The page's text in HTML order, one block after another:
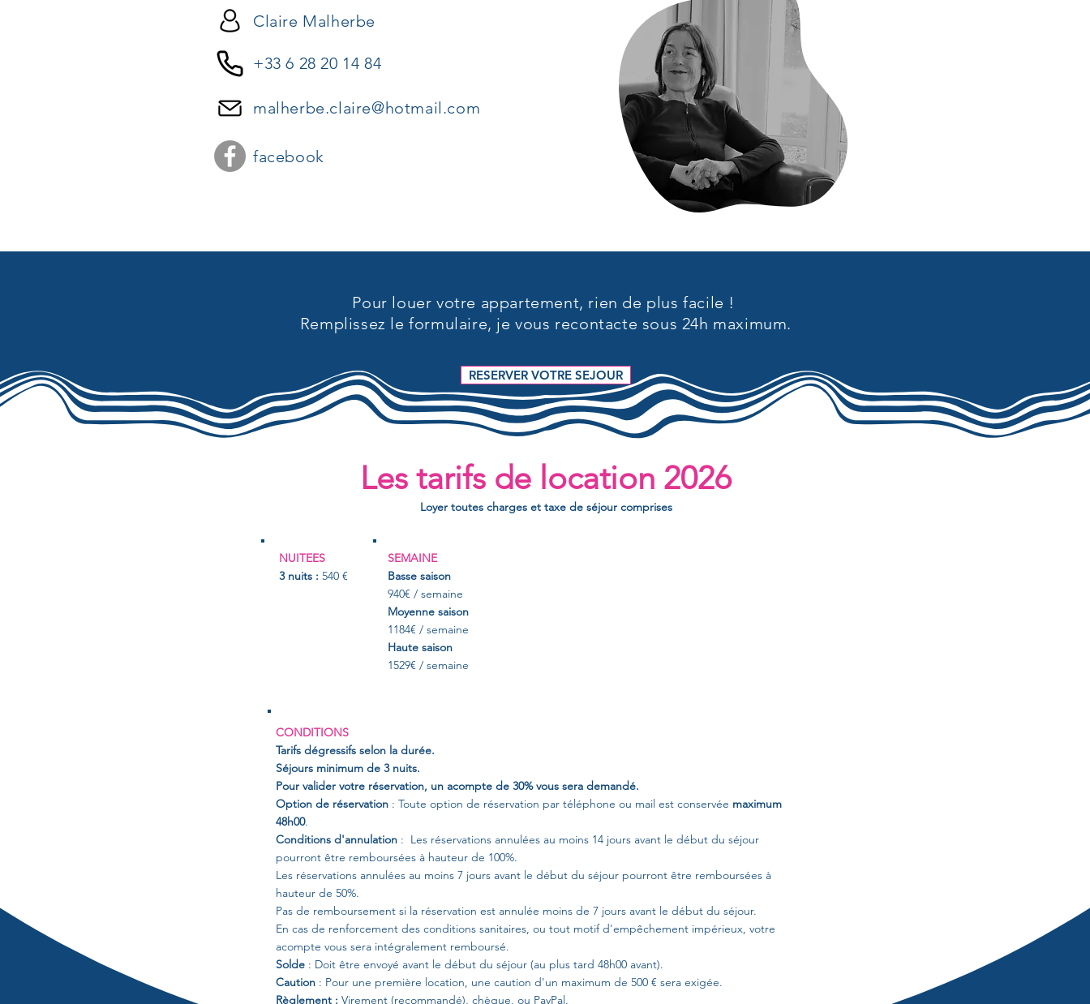
Claire Malherbe
+33 6 28 20 14 84
malherbe.claire@hotmail.com
facebook
Pour louer votre appartement, rien de plus facile !
Remplissez le formulaire, je vous recontacte sous 24h maximum.
RESERVER VOTRE SEJOUR
Les tarifs de location 2026
Loyer toutes charges et taxe de séjour comprises
NUITEES
3 nuits : 540 €
SEMAINE
Basse saison
940€ / semaine
Moyenne saison
1184€ / semaine
Haute saison
1529€ / semaine
CONDITIONS
Tarifs dégressifs selon la durée.
Séjours minimum de 3 nuits.
Pour valider votre réservation, un acompte de 30% vous sera demandé.
Option de réservation : Toute option de réservation par téléphone ou mail est conservée maximum
48h00.
Conditions d'annulation : Les réservations annulées au moins 14 jours avant le début du séjour
pourront être remboursées à hauteur de 100%.
Les réservations annulées au moins 7 jours avant le début du séjour pourront être remboursées à
hauteur de 50%.
Pas de remboursement si la réservation est annulée moins de 7 jours avant le début du séjour.
En cas de renforcement des conditions sanitaires, ou tout motif d'empêchement impérieux, votre
acompte vous sera intégralement remboursé.
Solde : Doit être envoyé avant le début du séjour (au plus tard 48h00 avant).
Caution : Pour une première location, une caution d'un maximum de 500 € sera exigée.
Règlement : Virement (recommandé), chèque, ou PayPal.